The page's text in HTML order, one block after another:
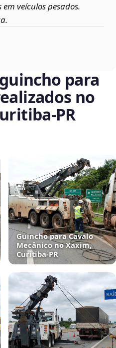
veículos pesados.
para
no
Guincho para Cavalo
Mecânico no Xaxim,
Curitiba‑PR